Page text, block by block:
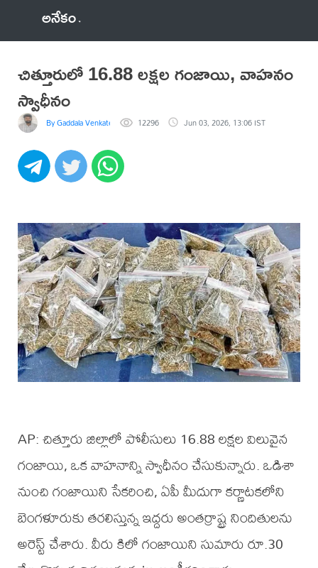
అనేకం
చిత్తూరులో 16.88 లక్షల గంజాయి, వాహనం
స్వాధీనం
By Gaddala VenkateswaraRao12296 Jun 03, 2026, 13:06 IST
AP: చిత్తూరు జిల్లాలో పోలీసులు 16.88 లక్షల విలువైన
గంజాయి, ఒక వాహనాన్ని స్వాధీనం చేసుకున్నారు. ఒడిశా
నుంచి గంజాయిని సేకరించి, ఏపీ మీదుగా కర్ణాటకలోని
బెంగళూరుకు తరలిస్తున్న ఇద్దరు అంతర్రాష్ట్ర నిందితులను
అరెస్ట్ చేశారు. వీరు కిలో గంజాయిని సుమారు రూ.30